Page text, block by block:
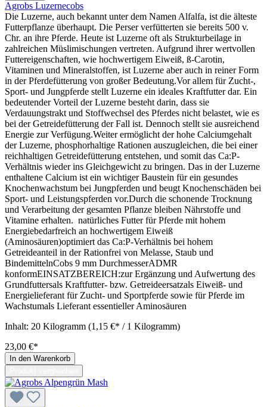
Agrobs Luzernecobs
Die Luzerne, auch bekannt unter dem Namen Alfalfa, ist die älteste
Futterpflanze überhaupt. Die Perser verfütterten sie bereits 500 v.
Chr. an ihre Pferde. Heute ist Luzerne oft als Strukturbeilage in
zahlreichen Müslimischungen vertreten. Aufgrund ihrer wertvollen
Futtereigenschaften, wie hochwertigem Eiweiß, ß-Carotin,
Vitaminen und Mineralstoffen, ist Luzerne aber auch in reiner Form
in der Pferdefütterung von großer Bedeutung.Vor allem für Zucht-,
Sport- und Jungpferde stellt Luzerne ein ideales Kraftfutter dar. Ein
bedeutender Vorteil der Luzerne besteht darin, dass sie
Verdauungstrakt und Stoffwechsel des Pferdes nicht belastet, wie es
bei der Getreidefütterung der Fall ist. Dennoch stellt sie ausreichend
Energie zur Verfügung.Weiter ermöglicht der hohe Calciumgehalt
der Luzerne, phosphorhaltige Rationen auszugleichen, die bei einer
reichhaltigen Getreidefütterung entstehen, und somit das Ca:P-
Verhältnis wieder ins Gleichgewicht zu bringen. Das in der Luzerne
enthaltene Calcium ist ein wichtiger Baustein für ein gesundes
Knochenwachstum bei Jungpferden und beugt Knochenschäden bei
Sport- und Leistungspferden vor.Durch die schonende Trocknung
und Verarbeitung der gesamten Pflanze bleiben Nährstoffe und
Vitamine erhalten. natürliches Futter für Pferde mit hohem
Energiebedarfreich an hochwertigem Eiweiß
(Aminosäuren)optimiert das Ca:P-Verhältnis bei hohem
Getreideanteil in der Rationfrei von Melasse, Staub und
BindemittelnCobs 9 mm DurchmesserADMR
konformEINSATZBEREICH:zur Ergänzung und Aufwertung des
Grundfuttersals Kraftfutter- bzw. Getreideersatzals Eiweiß- und
Energielieferant für Zucht- und Sportpferde sowie für Pferde im
Wachstumals Lieferant essentieller Aminosäuren
Inhalt: 20 Kilogramm (1,15 €* / 1 Kilogramm)
23,00 €*
In den Warenkorb